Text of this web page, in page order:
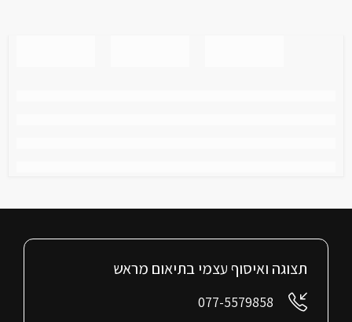
תצוגה ואיסוף עצמי בתיאום מראש
077-5579858